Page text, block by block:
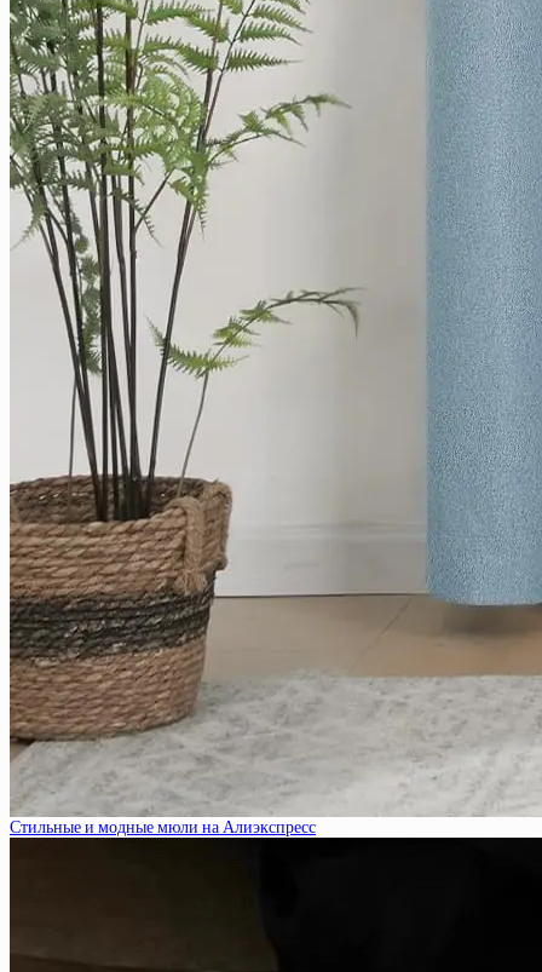
Стильные и модные мюли на Алиэкспресс